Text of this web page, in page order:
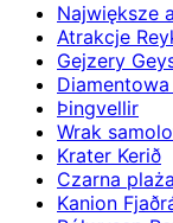
Największe
Atrakcje
Gejzery
Diamentowa
Þingvellir
Wrak
Krater Kerið
Czarna
Kanion